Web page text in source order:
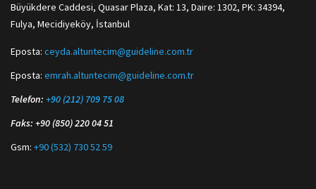
Büyükdere Caddesi, Quasar Plaza, Kat: 13, Daire: 1302, PK: 34394,
Fulya, Mecidiyeköy, İstanbul
Eposta: ceyda.altuntecim@guideline.com.tr
Eposta: emrah.altuntecim@guideline.com.tr
Telefon: +90 (212) 709 75 08
Faks: +90 (850) 220 04 51
Gsm: +90 (532) 730 52 59